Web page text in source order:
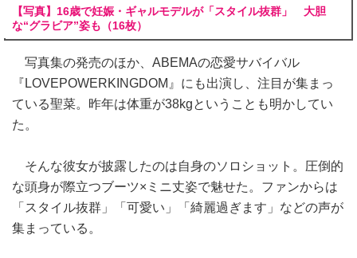
【写真】16歳で妊娠・ギャルモデルが「スタイル抜群」 大胆
な“グラビア”姿も（16枚）
写真集の発売のほか、ABEMAの恋愛サバイバル
『LOVEPOWERKINGDOM』にも出演し、注目が集まっ
ている聖菜。昨年は体重が38kgということも明かしてい
た。
そんな彼女が披露したのは自身のソロショット。圧倒的
な頭身が際立つブーツ×ミニ丈姿で魅せた。ファンからは
「スタイル抜群」「可愛い」「綺麗過ぎます」などの声が
集まっている。